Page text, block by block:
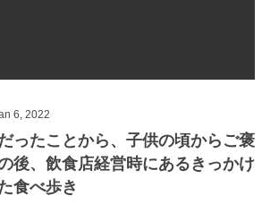
6, 2022
ったことから、子供の頃からご褒
後、飲食店経営時にあるきっかけ
食べ歩き